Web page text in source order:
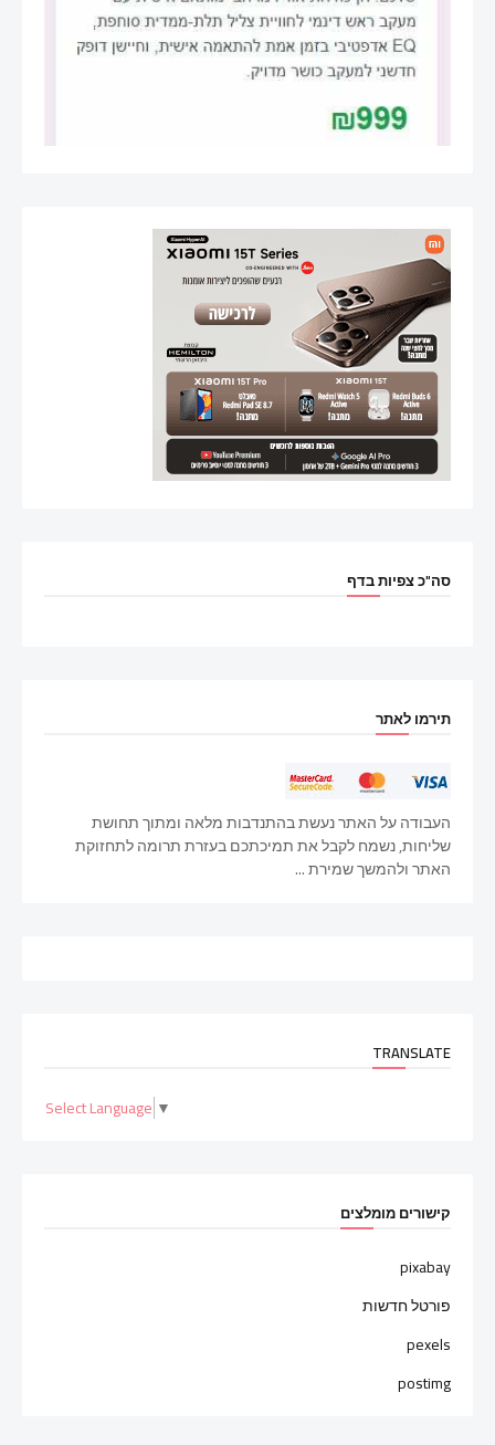
סה"כ צפיות בדף
תירמו לאתר
העבודה על האתר נעשת בהתנדבות מלאה ומתוך תחושת
שליחות, נשמח לקבל את תמיכתכם בעזרת תרומה לתחזוקת
האתר ולהמשך שמירת ...
TRANSLATE
Select Language ▼
קישורים מומלצים
pixabay
פורטל חדשות
pexels
postimg